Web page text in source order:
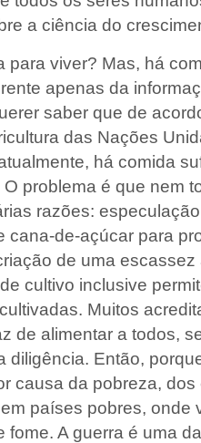
a ciência do
para viver? Mas, há
apenas da
saber que de
das Nações
há comida
problema é que nem
razões:
cana-de-açúcar para
de uma
cultivo inclusive
Muitos
de alimentar a todos,
diligência. Então,
causa da pobreza,
países pobres, onde
fome. A guerra é uma